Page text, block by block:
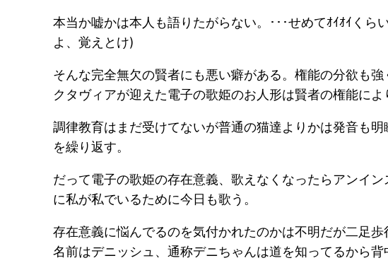
本当か嘘かは本人も語りたがらない。･･･せめてｵｲｵｲく
よ、覚えとけ)
そんな完全無欠の賢者にも悪い癖がある。権能の分欲も
クタヴィアが迎えた電子の歌姫のお人形は賢者の権能に
調律教育はまだ受けてないが普通の猫達よりかは発音も
を繰り返す。
だって電子の歌姫の存在意義、歌えなくなったらアンイ
に私が私でいるために今日も歌う。
存在意義に悩んでるのを気付かれたのかは不明だが二足
名前はデニッシュ、通称デニちゃんは道を知ってるから